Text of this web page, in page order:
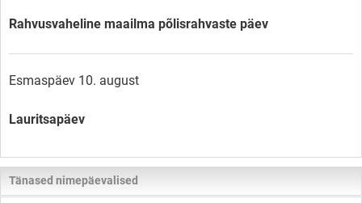
Rahvusvaheline maailma põlisrahvaste päev
Esmaspäev 10. august
Lauritsapäev
Tänased nimepäevalised